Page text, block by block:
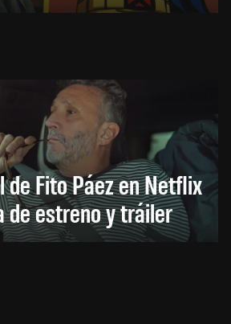
de Fito Páez en Netflix
de estreno y tráiler